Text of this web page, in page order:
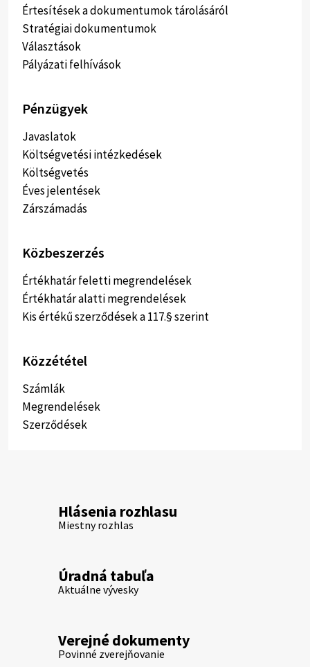
Értesítések a dokumentumok tárolásáról
Stratégiai dokumentumok
Választások
Pályázati felhívások
Pénzügyek
Javaslatok
Költségvetési intézkedések
Költségvetés
Éves jelentések
Zárszámadás
Közbeszerzés
Értékhatár feletti megrendelések
Értékhatár alatti megrendelések
Kis értékű szerződések a 117.§ szerint
Közzététel
Számlák
Megrendelések
Szerződések
Hlásenia rozhlasu
Miestny rozhlas
Úradná tabuľa
Aktuálne vývesky
Verejné dokumenty
Povinné zverejňovanie